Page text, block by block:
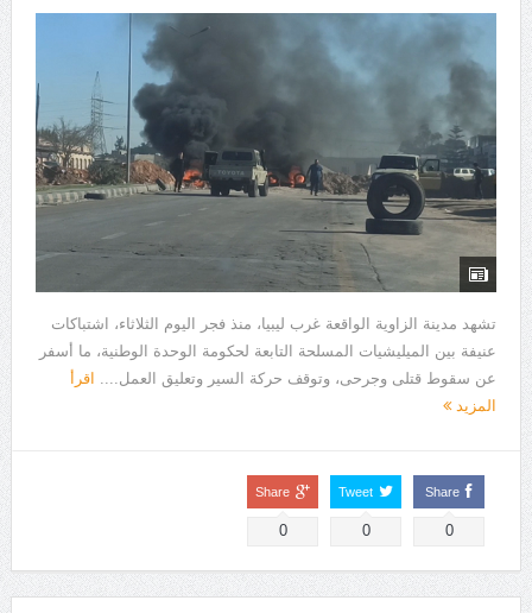
تشهد مدينة الزاوية الواقعة غرب ليبيا، منذ فجر اليوم الثلاثاء، اشتباكات
عنيفة بين الميليشيات المسلحة التابعة لحكومة الوحدة الوطنية، ما أسفر
عن سقوط قتلى وجرحى، وتوقف حركة السير وتعليق العمل.... اقرأ
المزيد
Share
0
Tweet
0
Share
0